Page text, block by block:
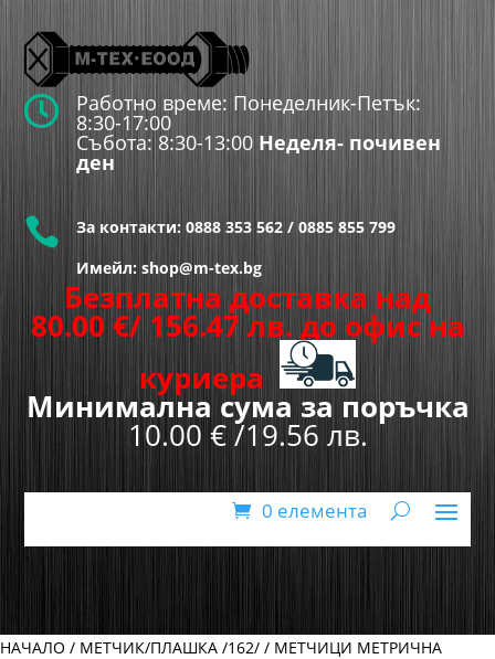
 Работно време: Понеделник-Петък:
8:30-17:00
Събота: 8:30-13:00 Неделя- почивен
ден
 За контакти: 0888 353 562 / 0885 855 799
Имейл: shop@m-tex.bg
Безплатна доставка над
80.00 €/ 156.47 лв. до офис на
куриера
Минимална сума за поръчка
10.00 € /19.56 лв.
0 елемента
НАЧАЛО / МЕТЧИК/ПЛАШКА /162/ / МЕТЧИЦИ МЕТРИЧНА